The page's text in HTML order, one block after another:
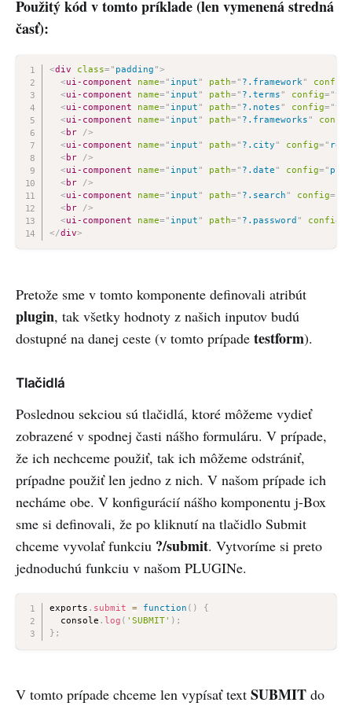
Použitý kód v tomto príklade (len vymenená stredná
časť):
<div class= " padding ">
<ui-component name= " input " path= " ?.framework" config
<ui-component name= " input " path= " ?.terms " config= "
<ui-component name= " input " path= " ?.notes " config= "
<ui-component name= " input " path= " ?.frameworks " config
< br
/>
<ui-component name= " input " path= " ?.city " config= "
< br
/>
<ui-component name= " input " path= " ?.date " config= "
< br
/>
<ui-component name= " input " path= " ?.search " config=
< br
/>
<ui-component name= " input " path= " ?.password " config
</div>
Pretože sme v tomto komponente definovali atribút
plugin, tak všetky hodnoty z našich inputov budú
dostupné na danej ceste (v tomto prípade testform).
Tlačidlá
Poslednou sekciou sú tlačidlá, ktoré môžeme vydieť
zobrazené v spodnej časti nášho formuláru. V prípade,
že ich nechceme použiť, tak ich môžeme odstrániť,
prípadne použiť len jedno z nich. V našom prípade ich
necháme obe. V konfigurácií nášho komponentu j-Box
sme si definovali, že po kliknutí na tlačidlo Submit
chceme vyvolať funkciu ?/submit. Vytvoríme si preto
jednoduchú funkciu v našom PLUGINe.
exports . submit = function ( )
{
  console
. log ( 'SUBMIT' ) ;
} ;
V tomto prípade chceme len vypísať text SUBMIT do